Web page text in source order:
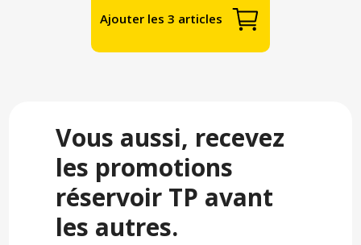
Ajouter les 3 articles
Vous aussi, recevez
les promotions
réservoir TP avant
les autres.